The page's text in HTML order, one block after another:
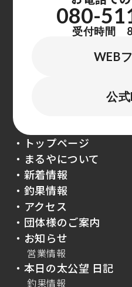
080-
受付時間
WEB
公
・トップページ
・まるやについて
・新着情報
・釣果情報
・アクセス
・団体様のご案内
・お知らせ
営業情報
・本日の太公望 日記
釣果情報